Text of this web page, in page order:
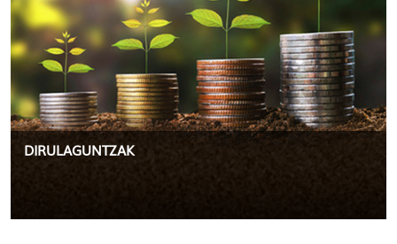
DIRULAGUNTZAK